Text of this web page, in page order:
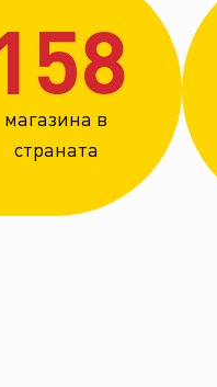
магазина в
страната